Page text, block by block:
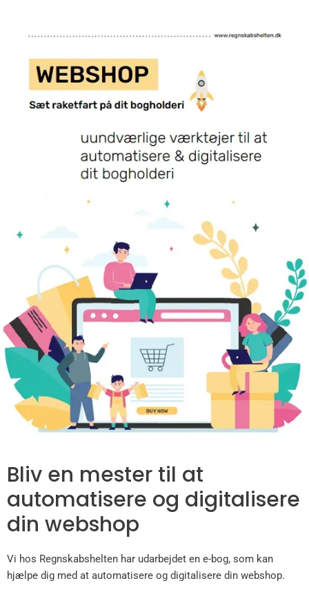
Bliv en mester til at
automatisere og digitalisere
din webshop
Vi hos Regnskabshelten har udarbejdet en e-bog, som kan
hjælpe dig med at automatisere og digitalisere din webshop.